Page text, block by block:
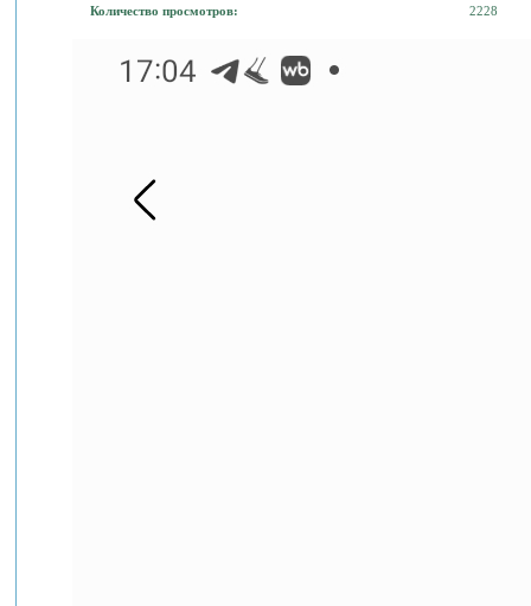
Количество просмотров:
2228